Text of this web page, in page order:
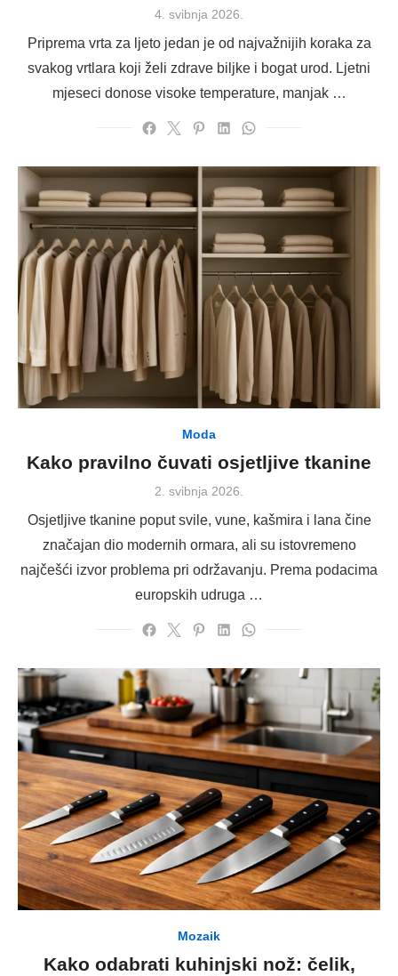
Posted
4. svibnja 2026.
Priprema vrta za ljeto jedan je od najvažnijih koraka za
svakog vrtlara koji želi zdrave biljke i bogat urod. Ljetni
mjeseci donose visoke temperature, manjak …
Moda
Kako pravilno čuvati osjetljive tkanine
Posted
2. svibnja 2026.
Osjetljive tkanine poput svile, vune, kašmira i lana čine
značajan dio modernih ormara, ali su istovremeno
najčešći izvor problema pri održavanju. Prema podacima
europskih udruga …
Mozaik
Kako odabrati kuhinjski nož: čelik,